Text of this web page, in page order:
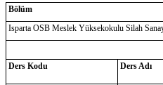
Bölüm
Isparta OSB Meslek Yüksekokulu Silah
Ders Kodu
Ders Adı